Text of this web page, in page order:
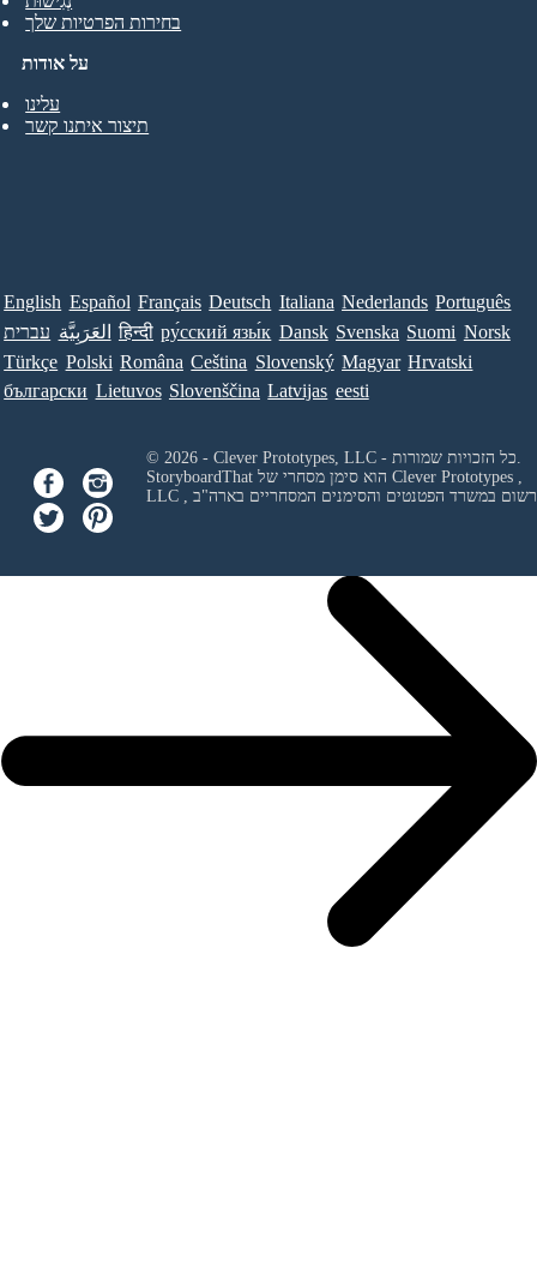
על אודות
עלינו
תיצור איתנו קשר
בחירות הפרטיות שלך
English Español Français Deutsch Italiana Nederlands Português
עברית العَرَبِيَّة हिन्दी ру́сский язы́к Dansk Svenska Suomi Norsk
Türkçe Polski Româna Ceština Slovenský Magyar Hrvatski
български Lietuvos Slovenščina Latvijas eesti
© 2026 - Clever Prototypes, LLC - כל הזכויות שמורות.
Clever Prototypes ,
LLC
ורשום במשרד הפטנטים והסימנים המסחריים בארה"ב